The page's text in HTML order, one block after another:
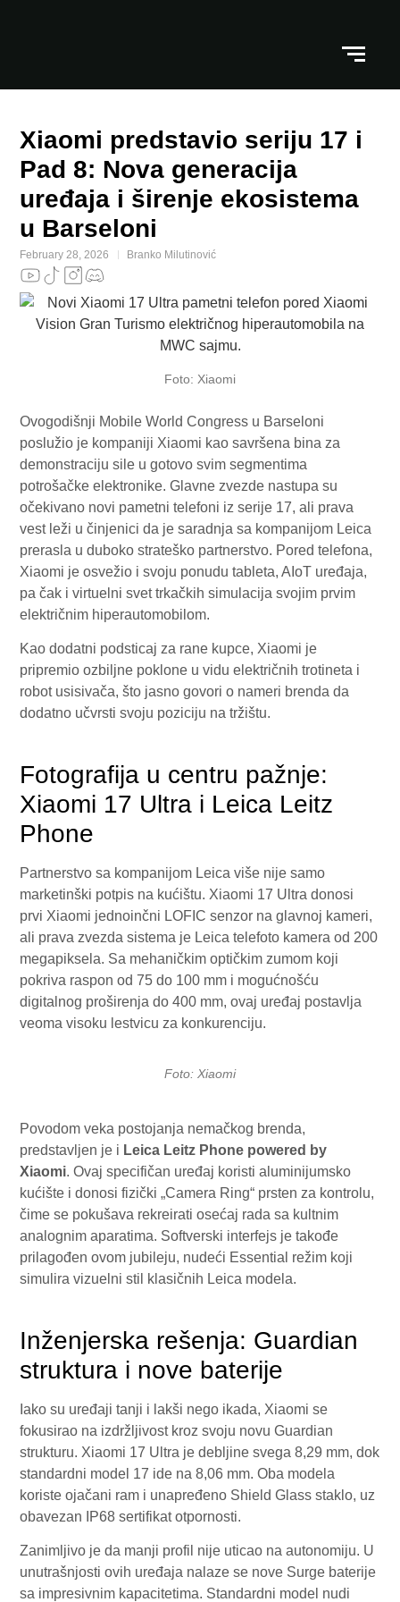
Xiaomi predstavio seriju 17 i
Pad 8: Nova generacija
uređaja i širenje ekosistema
u Barseloni
February 28, 2026 Branko Milutinović
Foto: Xiaomi
Ovogodišnji Mobile World Congress u Barseloni
poslužio je kompaniji Xiaomi kao savršena bina za
demonstraciju sile u gotovo svim segmentima
potrošačke elektronike. Glavne zvezde nastupa su
očekivano novi pametni telefoni iz serije 17, ali prava
vest leži u činjenici da je saradnja sa kompanijom Leica
prerasla u duboko strateško partnerstvo. Pored telefona,
Xiaomi je osvežio i svoju ponudu tableta, AIoT uređaja,
pa čak i virtuelni svet trkačkih simulacija svojim prvim
električnim hiperautomobilom.
Kao dodatni podsticaj za rane kupce, Xiaomi je
pripremio ozbiljne poklone u vidu električnih trotineta i
robot usisivača, što jasno govori o nameri brenda da
dodatno učvrsti svoju poziciju na tržištu.
Fotografija u centru pažnje:
Xiaomi 17 Ultra i Leica Leitz
Phone
Partnerstvo sa kompanijom Leica više nije samo
marketinški potpis na kućištu. Xiaomi 17 Ultra donosi
prvi Xiaomi jednoinčni LOFIC senzor na glavnoj kameri,
ali prava zvezda sistema je Leica telefoto kamera od 200
megapiksela. Sa mehaničkim optičkim zumom koji
pokriva raspon od 75 do 100 mm i mogućnošću
digitalnog proširenja do 400 mm, ovaj uređaj postavlja
veoma visoku lestvicu za konkurenciju.
Foto: Xiaomi
Povodom veka postojanja nemačkog brenda,
predstavljen je i Leica Leitz Phone powered by
Xiaomi. Ovaj specifičan uređaj koristi aluminijumsko
kućište i donosi fizički „Camera Ring“ prsten za kontrolu,
čime se pokušava rekreirati osećaj rada sa kultnim
analognim aparatima. Softverski interfejs je takođe
prilagođen ovom jubileju, nudeći Essential režim koji
simulira vizuelni stil klasičnih Leica modela.
Inženjerska rešenja: Guardian
struktura i nove baterije
Iako su uređaji tanji i lakši nego ikada, Xiaomi se
fokusirao na izdržljivost kroz svoju novu Guardian
strukturu. Xiaomi 17 Ultra je debljine svega 8,29 mm, dok
standardni model 17 ide na 8,06 mm. Oba modela
koriste ojačani ram i unapređeno Shield Glass staklo, uz
obavezan IP68 sertifikat otpornosti.
Zanimljivo je da manji profil nije uticao na autonomiju. U
unutrašnjosti ovih uređaja nalaze se nove Surge baterije
sa impresivnim kapacitetima. Standardni model nudi